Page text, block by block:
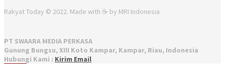
Rakyat Today © 2022. Made with ☕ by MRI Indonesia
PT SWAARA MEDIA PERKASA
Gunung Bungsu, XIII Koto Kampar, Kampar, Riau, Indonesia
Hubungi Kami : Kirim Email